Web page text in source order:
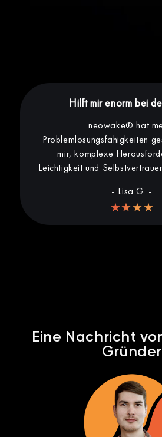
Hilft mir enorm bei
neowake® hat
Problemlösungsfähigkeiten
mir, komplexe
Leichtigkeit und
- Lisa G. -
★★★★
Eine Nachricht
Gründer​